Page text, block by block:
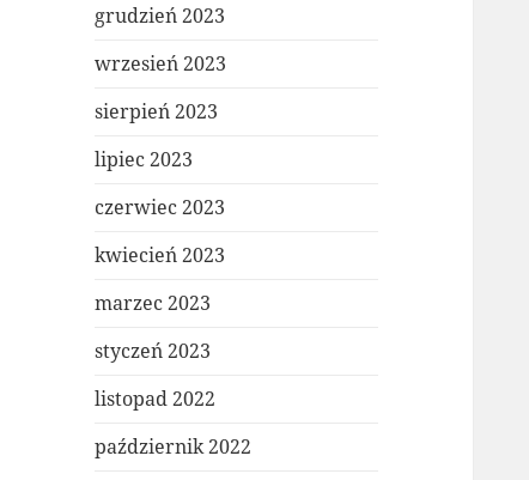
grudzień 2023
wrzesień 2023
sierpień 2023
lipiec 2023
czerwiec 2023
kwiecień 2023
marzec 2023
styczeń 2023
listopad 2022
październik 2022